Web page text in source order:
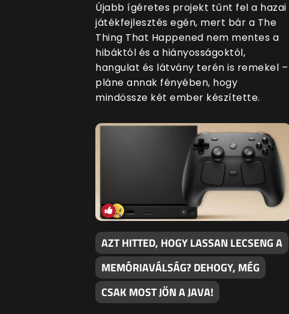
Újabb ígéretes projekt tűnt fel a hazai
játékfejlesztés egén, mert bár a The
Thing That Happened nem mentes a
hibáktól és a hiányosságoktól,
hangulat és látvány terén is remekel –
pláne annak fényében, hogy
mindössze két ember készítette.
AZT HITTED, HOGY LASSAN LECSENG A
MEMÓRIAVÁLSÁG? DEHOGY, MÉG
CSAK MOST JÖN A JAVA!